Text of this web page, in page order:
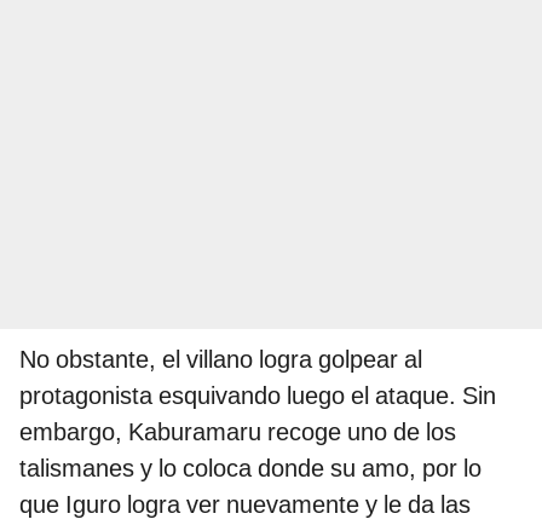
No obstante, el villano logra golpear al
protagonista esquivando luego el ataque. Sin
embargo, Kaburamaru recoge uno de los
talismanes y lo coloca donde su amo, por lo
que Iguro logra ver nuevamente y le da las